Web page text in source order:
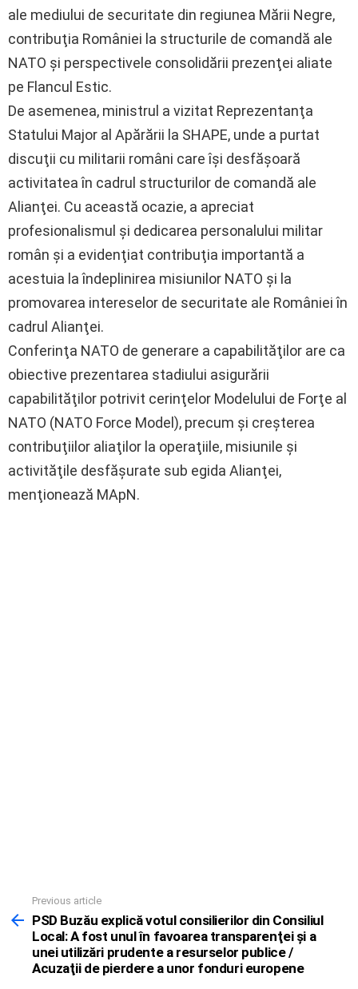
ale mediului de securitate din regiunea Mării Negre,
contribuţia României la structurile de comandă ale
NATO şi perspectivele consolidării prezenţei aliate
pe Flancul Estic.
De asemenea, ministrul a vizitat Reprezentanţa
Statului Major al Apărării la SHAPE, unde a purtat
discuţii cu militarii români care îşi desfăşoară
activitatea în cadrul structurilor de comandă ale
Alianţei. Cu această ocazie, a apreciat
profesionalismul şi dedicarea personalului militar
român şi a evidenţiat contribuţia importantă a
acestuia la îndeplinirea misiunilor NATO şi la
promovarea intereselor de securitate ale României în
cadrul Alianţei.
Conferinţa NATO de generare a capabilităţilor are ca
obiective prezentarea stadiului asigurării
capabilităţilor potrivit cerinţelor Modelului de Forţe al
NATO (NATO Force Model), precum şi creşterea
contribuţiilor aliaţilor la operaţiile, misiunile şi
activităţile desfăşurate sub egida Alianţei,
menţionează MApN.
more
Previous article
PSD Buzău explică votul consilierilor din Consiliul
Local: A fost unul în favoarea transparenţei şi a
unei utilizări prudente a resurselor publice /
Acuzaţii de pierdere a unor fonduri europene